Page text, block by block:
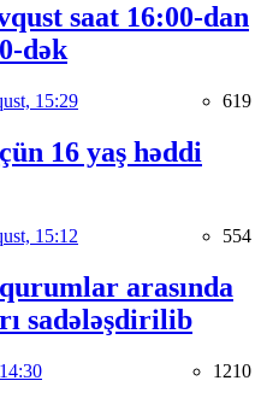
saat 16:00-dan
dək
15:29 619
16 yaş həddi
15:12 554
arasında
sadələşdirilib
1210